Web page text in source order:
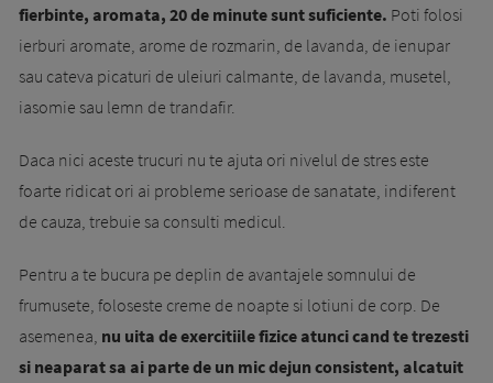
fierbinte, aromata, 20 de minute sunt suficiente. Poti folosi
ierburi aromate, arome de rozmarin, de lavanda, de ienupar
sau cateva picaturi de uleiuri calmante, de lavanda, musetel,
iasomie sau lemn de trandafir.
Daca nici aceste trucuri nu te ajuta ori nivelul de stres este
foarte ridicat ori ai probleme serioase de sanatate, indiferent
de cauza, trebuie sa consulti medicul.
Pentru a te bucura pe deplin de avantajele somnului de
frumusete, foloseste creme de noapte si lotiuni de corp. De
asemenea, nu uita de exercitiile fizice atunci cand te trezesti
si neaparat sa ai parte de un mic dejun consistent, alcatuit